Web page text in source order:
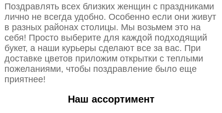
Поздравлять всех близких женщин с праздниками
лично не всегда удобно. Особенно если они живут
в разных районах столицы. Мы возьмем это на
себя! Просто выберите для каждой подходящий
букет, а наши курьеры сделают все за вас. При
доставке цветов приложим открытки с теплыми
пожеланиями, чтобы поздравление было еще
приятнее!
Наш ассортимент